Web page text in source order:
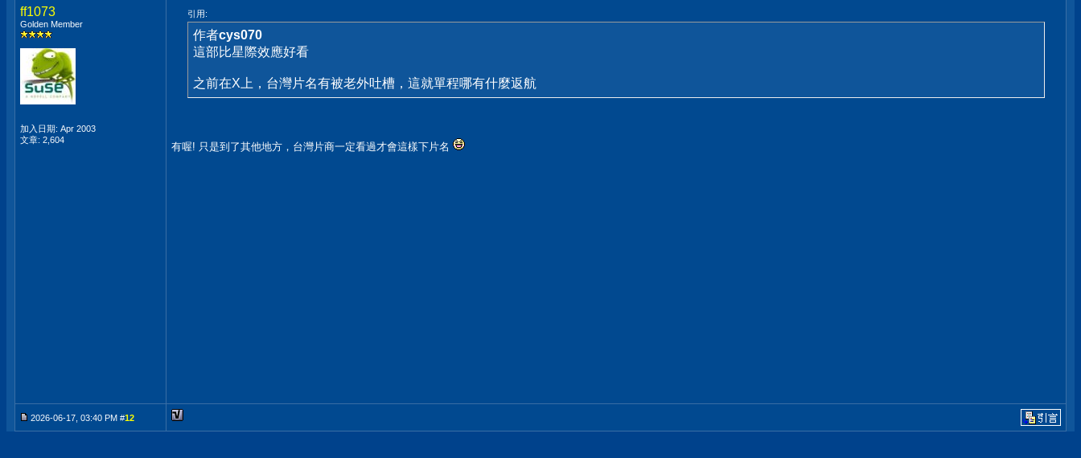
ff1073
Golden Member
加入日期: Apr 2003
文章: 2,604
引用:
作者cys070
這部比星際效應好看
之前在X上，台灣片名有被老外吐槽，這就單程哪有什麼返航
有喔! 只是到了其他地方，台灣片商一定看過才會這樣下片名
2026-06-17, 03:40 PM #12